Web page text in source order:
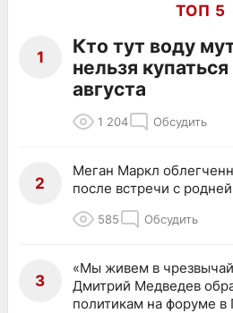
ТОП 5
1
Кто тут воду
нельзя
августа
1 204 Обсудить
2
Меган Маркл
после встречи с родней
585 Обсудить
3
«Мы живем в
Дмитрий Медведев
политикам на форуме в